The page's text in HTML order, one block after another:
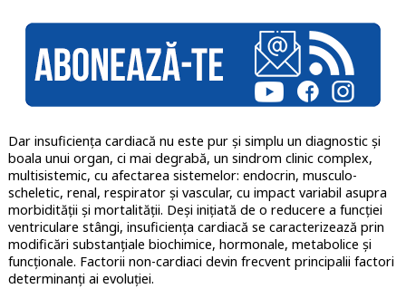
Dar insuficiența cardiacă nu este pur și simplu un diagnostic și
boala unui organ, ci mai degrabă, un sindrom clinic complex,
multisistemic, cu afectarea sistemelor: endocrin, musculo-
scheletic, renal, respirator și vascular, cu impact variabil asupra
morbidității și mortalității. Deși inițiată de o reducere a funcției
ventriculare stângi, insuficiența cardiacă se caracterizează prin
modificări substanțiale biochimice, hormonale, metabolice și
funcționale. Factorii non-cardiaci devin frecvent principalii factori
determinanți ai evoluției.